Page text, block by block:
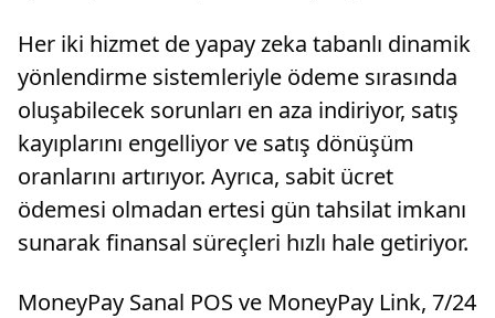
Her iki hizmet de yapay zeka tabanlı dinamik
yönlendirme sistemleriyle ödeme sırasında
oluşabilecek sorunları en aza indiriyor, satış
kayıplarını engelliyor ve satış dönüşüm
oranlarını artırıyor. Ayrıca, sabit ücret
ödemesi olmadan ertesi gün tahsilat imkanı
sunarak finansal süreçleri hızlı hale getiriyor.
MoneyPay Sanal POS ve MoneyPay Link, 7/24